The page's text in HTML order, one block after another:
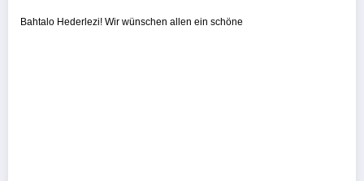
Bahtalo Hederlezi! Wir wünschen allen ein schöne